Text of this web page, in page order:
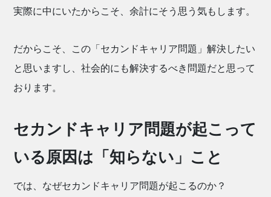
実際に中にいたからこそ、余計にそう思う気もします。
だからこそ、この「セカンドキャリア問題」解決したい
と思いますし、社会的にも解決するべき問題だと思って
おります。
セカンドキャリア問題が起こって
いる原因は「知らない」こと
では、なぜセカンドキャリア問題が起こるのか？